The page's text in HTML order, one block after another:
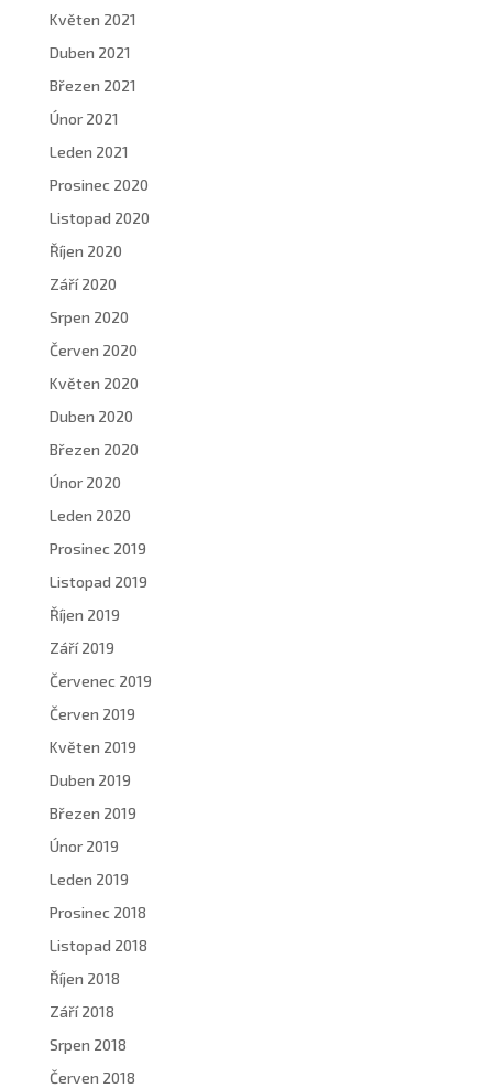
Květen 2021
Duben 2021
Březen 2021
Únor 2021
Leden 2021
Prosinec 2020
Listopad 2020
Říjen 2020
Září 2020
Srpen 2020
Červen 2020
Květen 2020
Duben 2020
Březen 2020
Únor 2020
Leden 2020
Prosinec 2019
Listopad 2019
Říjen 2019
Září 2019
Červenec 2019
Červen 2019
Květen 2019
Duben 2019
Březen 2019
Únor 2019
Leden 2019
Prosinec 2018
Listopad 2018
Říjen 2018
Září 2018
Srpen 2018
Červen 2018